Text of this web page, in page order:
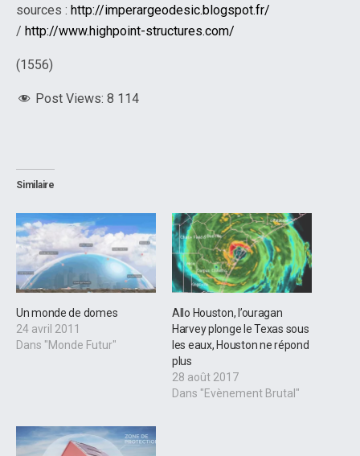
sources : http://imperargeodesic.blogspot.fr/
/ http://www.highpoint-structures.com/
(1556)
Post Views: 8 114
Similaire
Un monde de domes
24 avril 2011
Dans "Monde Futur"
Allo Houston, l’ouragan
Harvey plonge le Texas sous
les eaux, Houston ne répond
plus
28 août 2017
Dans "Evènement Brutal"